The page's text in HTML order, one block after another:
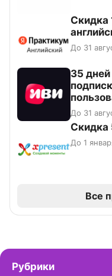
Скидка
До 31
35 дней
До 31
Скидка
До 1
Все
Рубрики